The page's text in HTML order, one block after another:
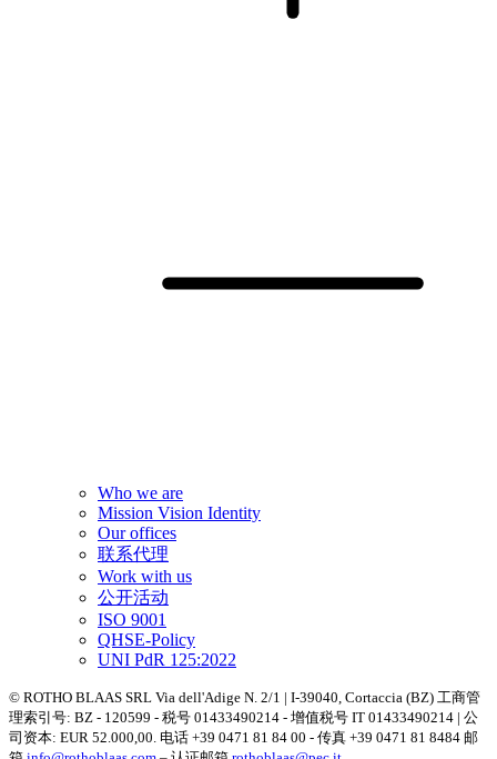
Who we are
Mission Vision Identity
Our offices
联系代理
Work with us
公开活动
ISO 9001
QHSE-Policy
UNI PdR 125:2022
© ROTHO BLAAS SRL Via dell'Adige N. 2/1 | I-39040, Cortaccia (BZ) 工商管
理索引号: BZ - 120599 - 税号 01433490214 - 增值税号 IT 01433490214 | 公
司资本: EUR 52.000,00. 电话 +39 0471 81 84 00 - 传真 +39 0471 81 8484 邮